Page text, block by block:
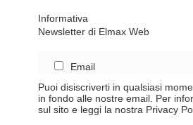
Informativa
Newsletter di Elmax Web
Email
Puoi disiscriverti in qualsiasi
in fondo alle nostre email. Per
sul sito e leggi la nostra Privacy